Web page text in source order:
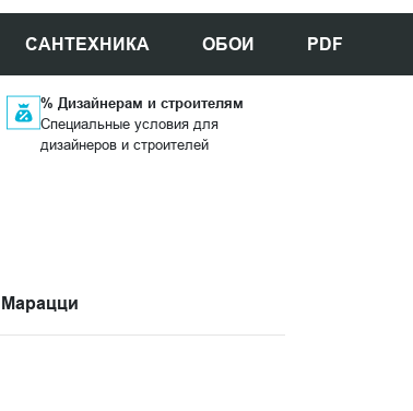
САНТЕХНИКА ОБОИ PDF
% Дизайнерам и строителям
Специальные условия для
дизайнеров и строителей